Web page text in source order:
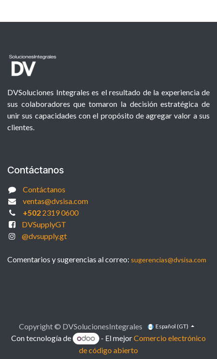
DVSoluciones Integrales es el resultado de la experiencia de
sus colaboradores que tomaron la decisión estratégica de
unir sus capacidades con el propósito de agregar valor a sus
clientes.
Contáctanos
Contáctanos
ventas@dvsisa.com
+5022319 0600
DVSupplyGT
@dvsupply.gt
Comentarios y sugerencias al correo: sugerencias@dvsisa.com
Copyright © DVSolucionesIntegrales Español (GT)
Con tecnología de - El mejorComercio electrónico
de código abierto